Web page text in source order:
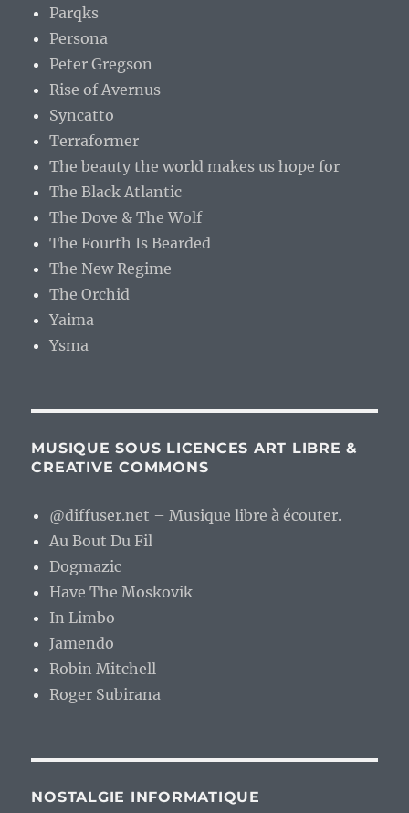
Parqks
Persona
Peter Gregson
Rise of Avernus
Syncatto
Terraformer
The beauty the world makes us hope for
The Black Atlantic
The Dove & The Wolf
The Fourth Is Bearded
The New Regime
The Orchid
Yaima
Ysma
MUSIQUE SOUS LICENCES ART LIBRE &
CREATIVE COMMONS
@diffuser.net – Musique libre à écouter.
Au Bout Du Fil
Dogmazic
Have The Moskovik
In Limbo
Jamendo
Robin Mitchell
Roger Subirana
NOSTALGIE INFORMATIQUE